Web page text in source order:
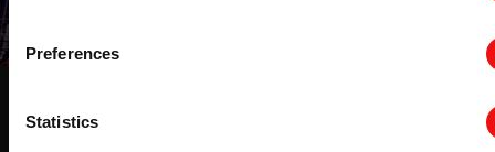
Preferences
Statistics